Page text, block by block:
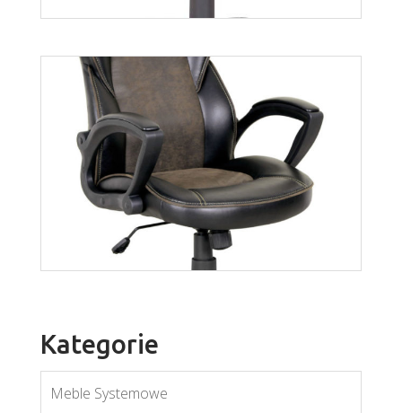
Cargo
Więcej
Kategorie
Meble Systemowe